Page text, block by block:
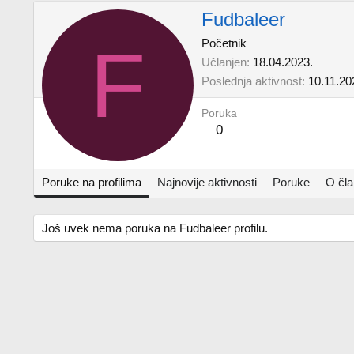
F
Fudbaleer
Početnik
Učlanjen 18.04.2023.
Poslednja aktivnost
Poruka
0
Poruke na profilima Najnovije aktivnosti Poruke O
Još uvek nema poruka na Fudbaleer profilu.